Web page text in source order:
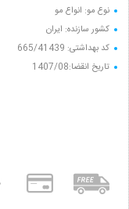
نوع مو: انواع مو
کشور سازنده: ایران
کد بهداشتی: 665/41439
تاریخ انقضا:1407/08